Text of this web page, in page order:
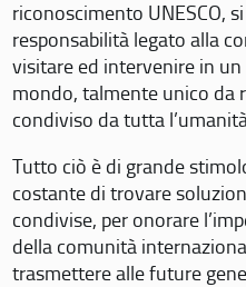
riconoscimento UNESCO,
responsabilità legato alla
visitare ed intervenire in
mondo, talmente unico da
condiviso da tutta
Tutto ciò è di grande
costante di trovare
condivise, per onorare
della comunità
trasmettere alle future